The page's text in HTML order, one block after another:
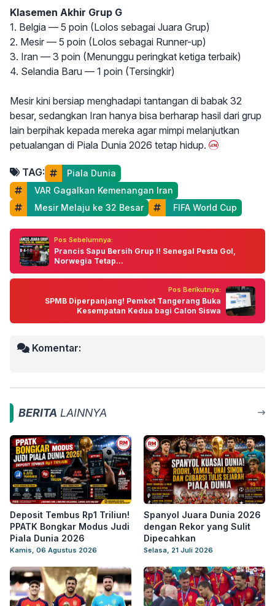
Klasemen Akhir Grup G
1. Belgia — 5 poin (Lolos sebagai Juara Grup)
2. Mesir — 5 poin (Lolos sebagai Runner-up)
3. Iran — 3 poin (Menunggu peringkat ketiga terbaik)
4. Selandia Baru — 1 poin (Tersingkir)
Mesir kini bersiap menghadapi tantangan di babak 32
besar, sedangkan Iran hanya bisa berharap hasil dari grup
lain berpihak kepada mereka agar mimpi melanjutkan
petualangan di Piala Dunia 2026 tetap hidup.
TAG:
Piala Dunia
VAR Gagalkan Kemenangan Iran
Mesir Melaju ke 32 Besar
FIFA World Cup
Pos Sebelumnya:
Prancis Sapu Bersih Grup I! Senegal Pesta Gol,
Norwegia Tetap...
Pos Berikutnya:
SPMB Diperpanjang! Pemkot Tangerang Buka
Kesempatan Kedua bagi Calon Siswa
Komentar:
BERITA LAINNYA
Deposit Tembus Rp1 Triliun!
PPATK Bongkar Modus Judi
Piala Dunia 2026
Kamis, 06 Agustus 2026
Spanyol Juara Dunia 2026
dengan Rekor yang Sulit
Dipecahkan
Selasa, 21 Juli 2026